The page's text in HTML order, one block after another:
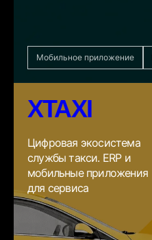
Мобильное приложение
XTAXI
Цифровая экосистема
службы такси. ERP и
мобильные приложения
для сервиса